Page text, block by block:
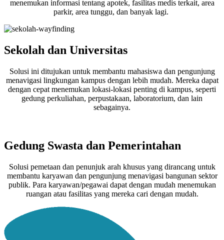
menemukan informasi tentang apotek, fasilitas medis terkait, area
parkir, area tunggu, dan banyak lagi.
Sekolah dan Universitas
Solusi ini ditujukan untuk membantu mahasiswa dan pengunjung
menavigasi lingkungan kampus dengan lebih mudah. Mereka dapat
dengan cepat menemukan lokasi-lokasi penting di kampus, seperti
gedung perkuliahan, perpustakaan, laboratorium, dan lain
sebagainya.
Gedung Swasta dan Pemerintahan
Solusi pemetaan dan penunjuk arah khusus yang dirancang untuk
membantu karyawan dan pengunjung menavigasi bangunan sektor
publik. Para karyawan/pegawai dapat dengan mudah menemukan
ruangan atau fasilitas yang mereka cari dengan mudah.